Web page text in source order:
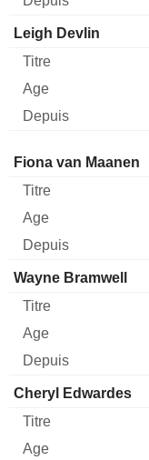
Leigh Devlin
Administrateur Titre
Fiona van Maanen
Wayne Bramwell
Cheryl Edwardes